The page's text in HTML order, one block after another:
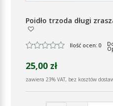
Poidło trzoda długi
Ilość ocen: 0
25,00 zł
zawiera 23% VAT, bez kosztów